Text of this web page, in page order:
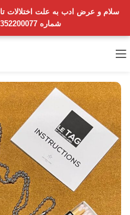
سلام و عرض ادب به علت اختلالات
شماره 09352200077 امکان پذیر است.